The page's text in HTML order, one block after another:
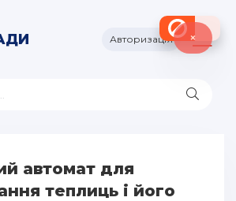
Авторизація
автомат для
теплиць і його
×